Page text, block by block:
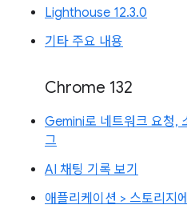
Lighthouse 12.3.0
기타 주요 내용
Chrome 132
Gemini로 네트워크 요청,
그
AI 채팅 기록 보기
애플리케이션 > 스토리지